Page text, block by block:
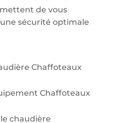
de vous
sécurité optimale
Chaffoteaux
Chaffoteaux
chaudière